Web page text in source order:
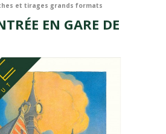
et tirages grands formats
EN GARE DE